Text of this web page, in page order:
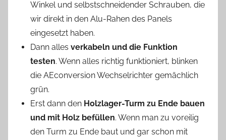
Winkel und selbstschneidender Schrauben, die
wir direkt in den Alu-Rahen des Panels
eingesetzt haben.
Dann alles verkabeln und die Funktion
testen. Wenn alles richtig funktioniert, blinken
die AEconversion Wechselrichter gemächlich
grün.
Erst dann den Holzlager-Turm zu Ende bauen
und mit Holz befüllen. Wenn man zu voreilig
den Turm zu Ende baut und gar schon mit